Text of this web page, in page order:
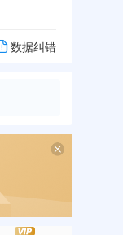
数据纠错